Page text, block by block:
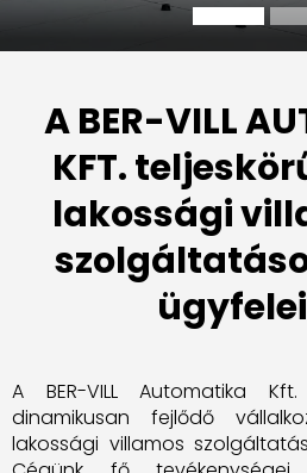
PARTNEREINK
A BER-VILL
KFT.
lakossági
A BER-VILL Automatika
dinamikusan fejlődő
lakossági villamos